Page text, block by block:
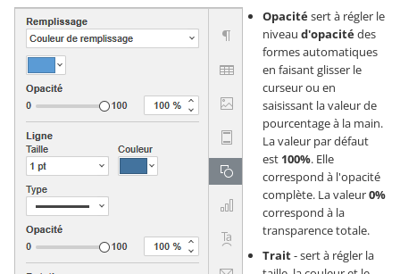
Opacitésert à régler le
niveau d'opacitédes
formes automatiques
en faisant glisser le
curseur ou en
saisissant la valeur de
pourcentage à la main.
La valeur par défaut
est 100%. Elle
correspond à l'opacité
complète. La valeur0%
correspond à la
transparence totale.
Trait- sert à régler la